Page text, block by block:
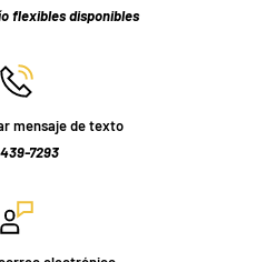
flexibles disponibles
mensaje de texto
7293